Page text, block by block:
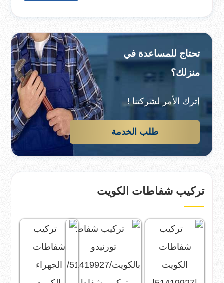
تحتاج للمساعدة في
منزلك؟
إترك الأمر لشركتنا !
طلب الخدمة
تركيب شفاطات الكويت